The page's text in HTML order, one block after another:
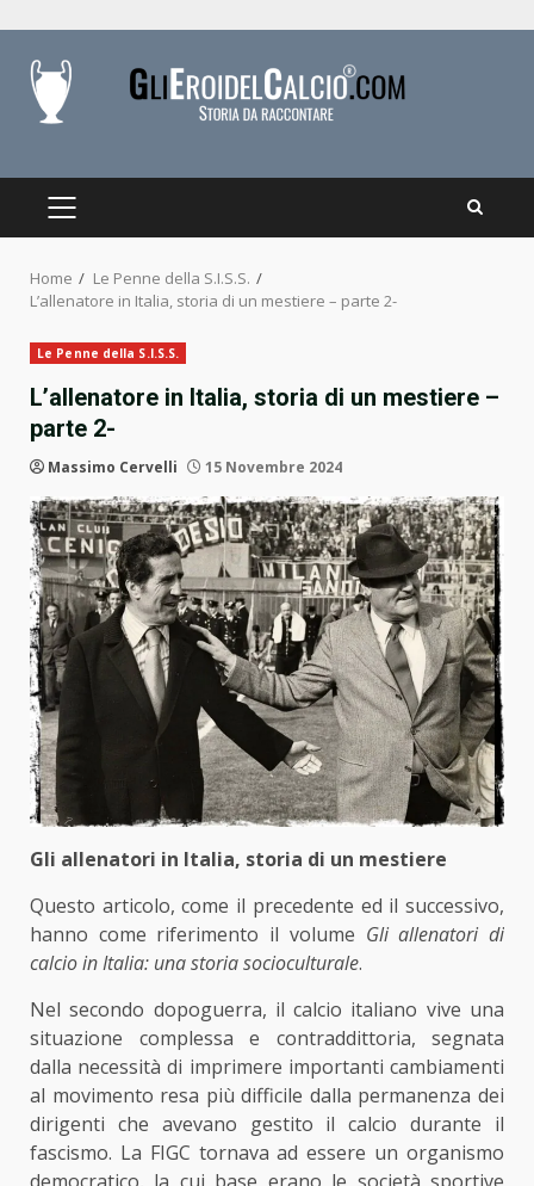
content
PRIMARY
Home
Le Penne della S.I.S.S.
L’allenatore in Italia, storia di un mestiere – parte 2-
Le Penne della S.I.S.S.
L’allenatore in Italia, storia di un mestiere –
parte 2-
Massimo Cervelli 15 Novembre 2024
Gli allenatori in Italia, storia di un mestiere
Questo articolo, come il precedente ed il successivo,
hanno come riferimento il volume Gli allenatori di
calcio in Italia: una storia socioculturale.
Nel secondo dopoguerra, il calcio italiano vive una
situazione complessa e contraddittoria, segnata
dalla necessità di imprimere importanti cambiamenti
al movimento resa più difficile dalla permanenza dei
dirigenti che avevano gestito il calcio durante il
fascismo. La FIGC tornava ad essere un organismo